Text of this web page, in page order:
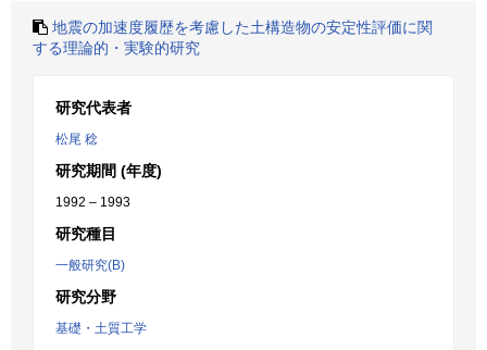
地震の加速度履歴を考慮した土構造物の安定性評価に関
する理論的・実験的研究
研究代表者
松尾 稔
研究期間 (年度)
1992 – 1993
研究種目
一般研究(B)
研究分野
基礎・土質工学